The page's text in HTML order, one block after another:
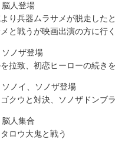
人登場
り兵器ムラサメが脱走した
メと戦うが映画出演の方に行
ノザ登場
拉致、初恋ヒーローの続き
ノイ、ソノザ登場
クウと対決、ソノザドンブ
人集合
ロウ大鬼と戦う